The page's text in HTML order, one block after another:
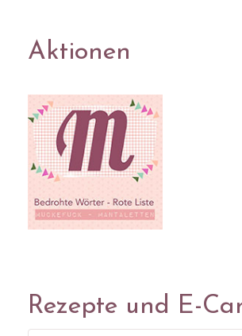
Aktionen
Rezepte und E-